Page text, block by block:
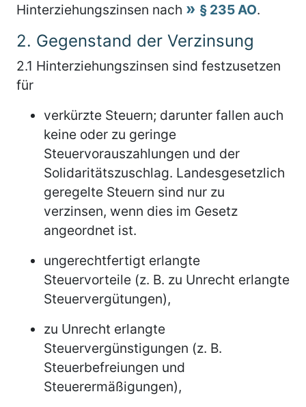
Hinterziehungszinsen nach
§ 235 AO.
2. Gegenstand der Verzinsung
2.1 Hinterziehungszinsen sind festzusetzen
für
verkürzte Steuern; darunter fallen auch
keine oder zu geringe
Steuervorauszahlungen und der
Solidaritätszuschlag. Landesgesetzlich
geregelte Steuern sind nur zu
verzinsen, wenn dies im Gesetz
angeordnet ist.
ungerechtfertigt erlangte
Steuervorteile (z. B. zu Unrecht erlangte
Steuervergütungen),
zu Unrecht erlangte
Steuervergünstigungen (z. B.
Steuerbefreiungen und
Steuerermäßigungen),